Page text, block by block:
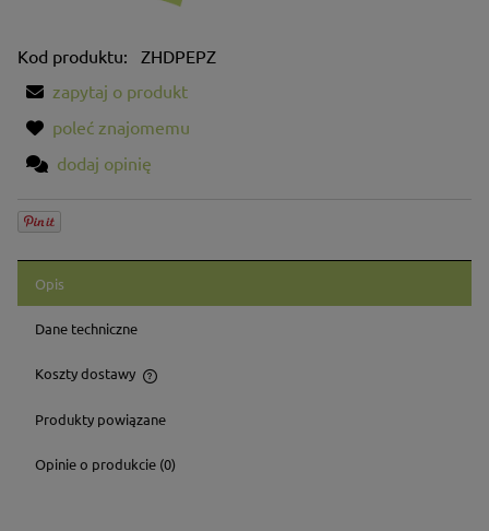
Kod produktu:
ZHDPEPZ
zapytaj o produkt
poleć znajomemu
dodaj opinię
Opis
Dane techniczne
Koszty dostawy
Cena nie zawiera ewentualnych kosztów płatności
Produkty powiązane
Opinie o produkcie (0)